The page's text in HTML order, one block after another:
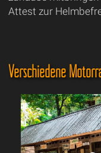
Attest zur
Verschiedene